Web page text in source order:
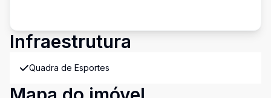
Infraestrutura
Quadra de Esportes